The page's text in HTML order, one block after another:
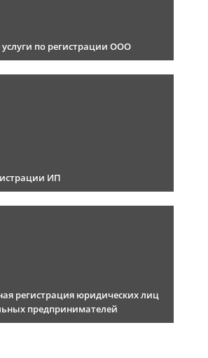
по регистрации ООО
ИП
регистрация юридических лиц
предпринимателей